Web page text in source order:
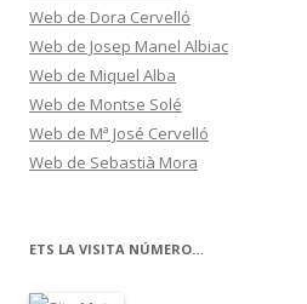
Web de Dora Cervelló
Web de Josep Manel Albiac
Web de Miquel Alba
Web de Montse Solé
Web de Mª José Cervelló
Web de Sebastià Mora
ETS LA VISITA NÚMERO…